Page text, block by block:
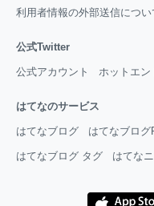
利用者情報の外部送信につい
公式Twitter
公式アカウント ホットエン
はてなのサービス
はてなブログ はてなブログ
はてなブログ タグ はてな